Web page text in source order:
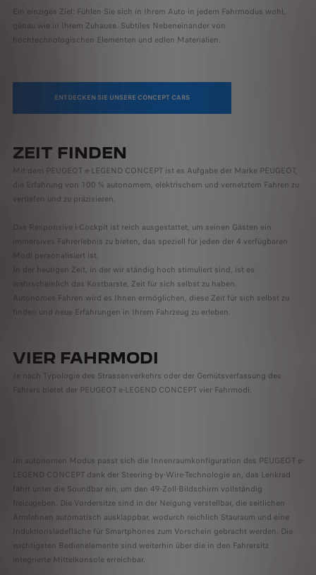
Ein einziges Ziel: Fühlen Sie sich in Ihrem Auto in jedem Fahrmodus wohl,
genau wie in Ihrem Zuhause. Subtiles Nebeneinander von
hochtechnologischen Elementen und edlen Materialien.
ENTDECKEN SIE UNSERE CONCEPT CARS
ZEIT FINDEN
Mit dem PEUGEOT e-LEGEND CONCEPT ist es Aufgabe der Marke PEUGEOT,
die Erfahrung von 100 % autonomem, elektrischem und vernetztem Fahren zu
vertiefen und zu präzisieren.
Das Responsive i-Cockpit ist reich ausgestattet, um seinen Gästen ein
immersives Fahrerlebnis zu bieten, das speziell für jeden der 4 verfügbaren
Modi personalisiert ist.
In der heutigen Zeit, in der wir ständig hoch stimuliert sind, ist es
wahrscheinlich das Kostbarste, Zeit für sich selbst zu haben.
Autonomes Fahren wird es Ihnen ermöglichen, diese Zeit für sich selbst zu
finden und neue Erfahrungen in Ihrem Fahrzeug zu erleben.
VIER FAHRMODI
Je nach Typologie des Strassenverkehrs oder der Gemütsverfassung des
Fahrers bietet der PEUGEOT e-LEGEND CONCEPT vier Fahrmodi.
Im autonomen Modus passt sich die Innenraumkonfiguration des PEUGEOT e-
LEGEND CONCEPT dank der Steering-by-Wire-Technologie an, das Lenkrad
fährt unter die Soundbar ein, um den 49-Zoll-Bildschirm vollständig
freizugeben. Die Vordersitze sind in der Neigung verstellbar, die seitlichen
Armlehnen automatisch ausklappbar, wodurch reichlich Stauraum und eine
Induktionsladefläche für Smartphones zum Vorschein gebracht werden. Die
wichtigsten Bedienelemente sind weiterhin über die in den Fahrersitz
integrierte Mittelkonsole erreichbar.